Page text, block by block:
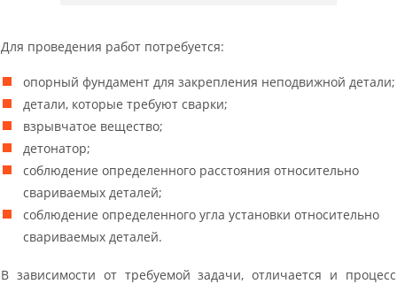
Для проведения работ потребуется:
опорный фундамент для закрепления неподвижной детали;
детали, которые требуют сварки;
взрывчатое вещество;
детонатор;
соблюдение определенного расстояния относительно
свариваемых деталей;
соблюдение определенного угла установки относительно
свариваемых деталей.
В зависимости от требуемой задачи, отличается и процесс